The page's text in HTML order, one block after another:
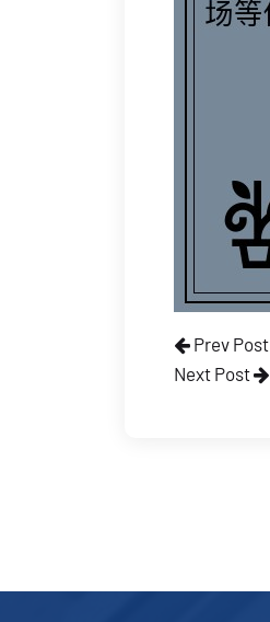
Prev Post
Next Post